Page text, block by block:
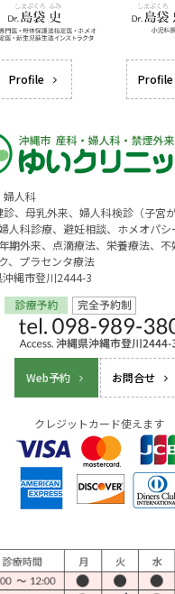
Profile Profile
婦人科
、母乳外来、婦人科検診（子宮
人科診療、避妊相談、ホメオパ
期外来、点滴療法、栄養療法、不
、プラセンタ療法
縄市登川2444-3
Web予約 お問合せ
クレジットカード使えます